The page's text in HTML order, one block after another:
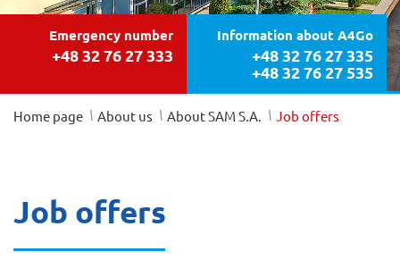
Emergency number
+48 32 76 27 333
Information about A4Go
+48 32 76 27 335
+48 32 76 27 535
Home page /
About us /
About SAM S.A. /
Job offers
Job offers